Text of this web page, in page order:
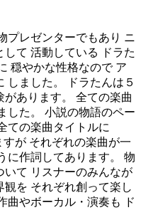
プレゼンターでもあり ニ
して 活動している ドラた
穏やかな性格なので ア
しました。 ドラたんは５
あります。 全ての楽曲
した。 小説の物語のペー
ての楽曲タイトルに
すが それぞれの楽曲が一
に作詞してあります。 物
て リスナーのみんなが
を それぞれ創って楽し
曲やボーカル・演奏も ド